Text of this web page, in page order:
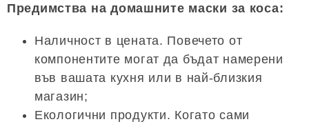
Предимства на домашните маски за коса:
Наличност в цената. Повечето от
компонентите могат да бъдат намерени
във вашата кухня или в най-близкия
магазин;
Екологични продукти. Когато сами